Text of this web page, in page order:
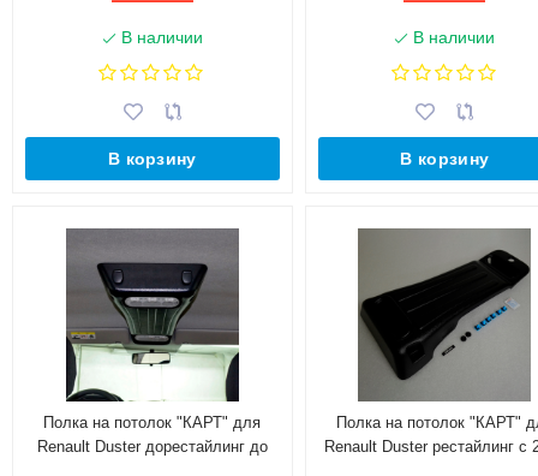
В наличии
В корзину
В наличии
В корзину
Полка на потолок "КАРТ" для
Renault Duster дорестайлинг до
Полка на потолок "КАРТ"
Renault Duster рестайлинг с